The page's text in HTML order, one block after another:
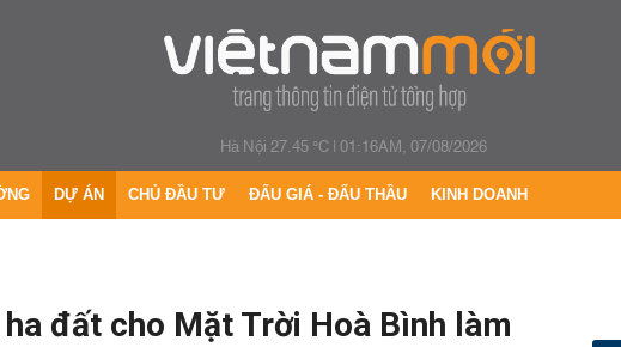
Hà Nội 27.45 °C|01:16AM, 07/08/2026
DỰ ÁN CHỦ ĐẦU TƯ ĐẤU GIÁ - ĐẤU THẦU KINH DOANH
đất cho Mặt Trời Hoà Bình làm